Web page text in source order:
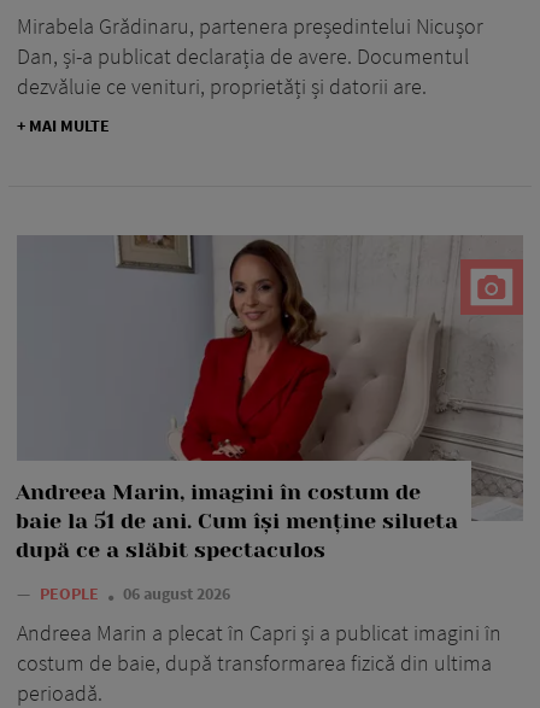
Mirabela Grădinaru, partenera președintelui Nicușor
Dan, și-a publicat declarația de avere. Documentul
dezvăluie ce venituri, proprietăți și datorii are.
+ MAI MULTE
Andreea Marin, imagini în costum de
baie la 51 de ani. Cum își menține silueta
după ce a slăbit spectaculos
— PEOPLE 06 august 2026
Andreea Marin a plecat în Capri și a publicat imagini în
costum de baie, după transformarea fizică din ultima
perioadă.